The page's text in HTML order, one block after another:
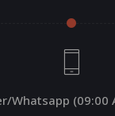
Whatsapp (09:00